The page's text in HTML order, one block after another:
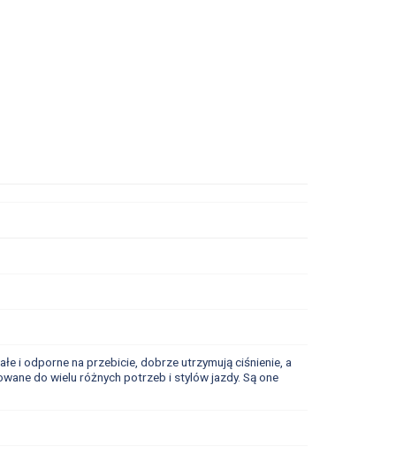
i odporne na przebicie, dobrze utrzymują ciśnienie, a
do wielu różnych potrzeb i stylów jazdy. Są one